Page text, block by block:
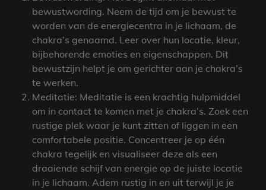
bewustwording. Neem de tijd om je bewust te
worden van de energiecentra in je lichaam, de
chakra’s genaamd. Leer over hun locatie, kleur,
bijbehorende emoties en eigenschappen. Dit
bewustzijn helpt je om gerichter aan je chakra’s
te werken.
Meditatie: Meditatie is een krachtig hulpmiddel
om in contact te komen met je chakra’s. Zoek een
rustige plek waar je kunt zitten of liggen in een
comfortabele positie. Concentreer je op één
chakra tegelijk en visualiseer deze als een
draaiende schijf van energie op de juiste locatie
in je lichaam. Adem rustig in en uit terwijl je je